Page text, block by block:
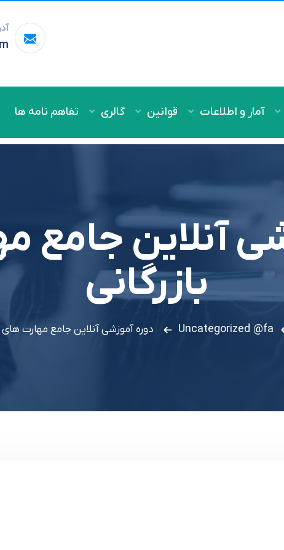
آمار و اطلاعات قوانین گالری تفاهم نامه ها
آنلاین جامع
بازرگانی
Uncategorized @fa دوره آموزشی آنلاین جامع مهارت های